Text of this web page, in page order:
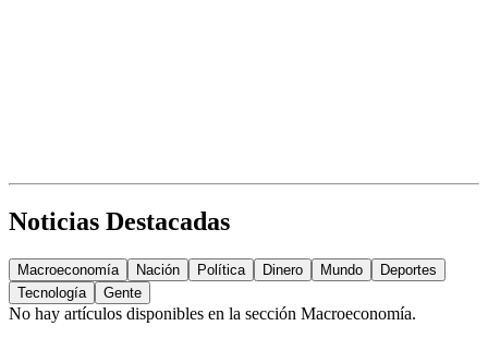
Noticias Destacadas
Macroeconomía Nación Política Dinero Mundo
Deportes
Tecnología
Gente
No hay artículos disponibles en la sección Macroeconomía.